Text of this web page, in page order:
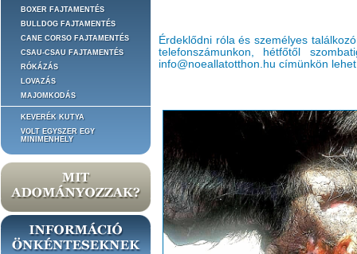
BOXER FAJTAMENTÉS
BULLDOG FAJTAMENTÉS
CANE CORSO FAJTAMENTÉS
CSAU-CSAU FAJTAMENTÉS
RÓKÁZÁS
LOVAZÁS
MAJOMKODÁS
KEVERÉK KUTYA
VOLT EGYSZER EGY
MINIMENHELY
Érdeklődni róla és személyes
telefonszámunkon, hétfőtől
info@noeallatotthon.hu címünkön